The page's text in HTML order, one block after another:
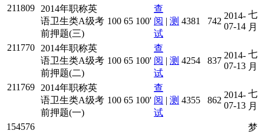
211809
2014年职称英
语卫生类A级考
前押题(三)
100 65 100'
查
阅 | 测
试
4381 742
2014-
07-14
七
月
211770
2014年职称英
语卫生类A级考
前押题(二)
100 65 100'
查
阅 | 测
试
4254 837
2014-
07-13
七
月
211769
2014年职称英
语卫生类A级考
前押题(一)
100 65 100'
查
阅 | 测
试
4355 862
2014-
07-13
七
月
154576
梦